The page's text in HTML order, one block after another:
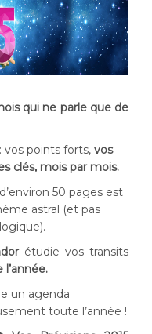
qui ne parle que de
vos points forts, vos
clés, mois par mois.
50 pages est
astral (et pas
étudie vos transits
un agenda
toute l’année !